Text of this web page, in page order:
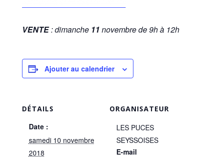
VENTE: dimanche 11 novembre de 9h à 12h
Ajouter au calendrier
DÉTAILS
Date :
samedi 10 novembre
2018
ORGANISATEUR
LES PUCES
SEYSSOISES
E-mail